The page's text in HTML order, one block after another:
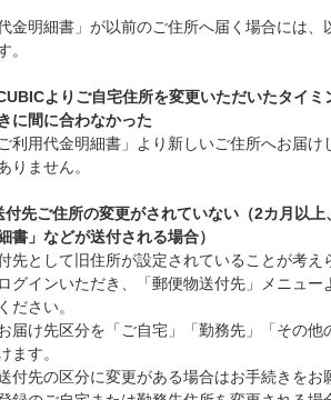
代金明細書」が以前のご住所へ届く場合には
。
よりご自宅住所を変更いただいたタイミ
に間に合わなかった
利用代金明細書」より新しいご住所へお届け
りません。
付先ご住所の変更がされていない（2カ月以上
書」などが送付される場合）
先として旧住所が設定されていることが考え
グインいただき、「郵便物送付先」メニュー
ださい。
届け先区分を「ご自宅」「勤務先」「その他
ます。
付先の区分に変更がある場合はお手続きをお